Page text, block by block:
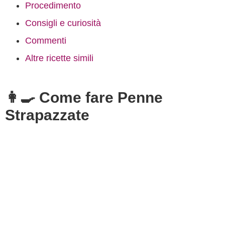
Procedimento
Consigli e curiosità
Commenti
Altre ricette simili
👩‍🍳 Come fare Penne
Strapazzate